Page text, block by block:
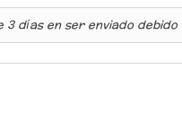
3 díasen ser enviadodebido